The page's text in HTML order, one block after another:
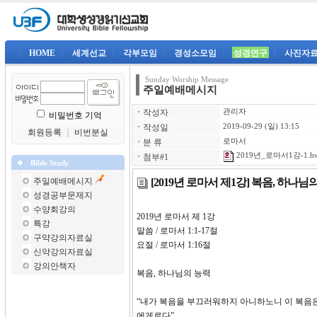
HOME 세계선교 각부모임 경성소모임 성경연구 사진자
비밀번호 기억
회원등록
비번분실
Bible Study
주일예배메시지
성경공부문제지
수양회강의
특강
구약강의자료실
신약강의자료실
강의안책자
Sunday Worship Message
주일예배메시지
ㆍ 작성자 관리자
ㆍ 작성일 2019-09-29 (일) 13:15
ㆍ 분 류 로마서
ㆍ 첨부#1 2019년_로마서1강-
[2019년 로마서 제1강] 복음, 하나님
2019년 로마서 제
말씀 / 로마서 1:1-17절
요절 / 로마서 1:16절
복음, 하나님의 능력
“내가 복음을 부끄러워하지 아니하노니 이 복